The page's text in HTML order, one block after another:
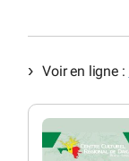
Voir en ligne :